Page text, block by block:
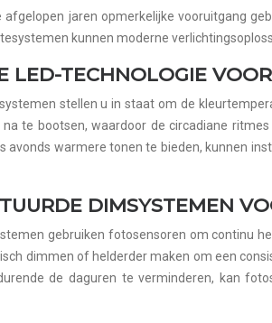
jaren opmerkelijke vooruitgang
kunnen moderne
LED-TECHNOLOGIE
stellen u in staat om de
te bootsen, waardoor de circadiane
avonds warmere tonen te bieden, kunnen
DIMSYSTEMEN
gebruiken fotosensoren om continu
dimmen of helderder maken om een
de daguren te verminderen, kan